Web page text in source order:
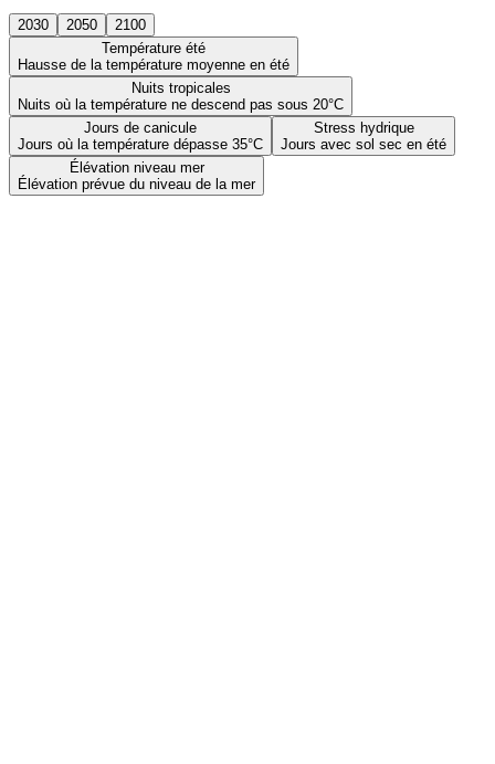
2030 2050
2100
Température été
Hausse de la température moyenne en été
Nuits tropicales
Nuits où la température ne descend pas sous 20°C
Jours de canicule
Jours où la température dépasse 35°C
Stress hydrique
Jours avec sol sec en été
Élévation niveau mer
Élévation prévue du niveau de la mer